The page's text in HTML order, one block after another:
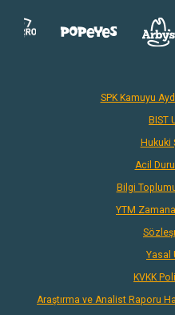
SPK Kamuyu
BIST
Hukuki
Acil
Bilgi
YTM
Yasal
KVKK
Araştırma ve Analist Raporu